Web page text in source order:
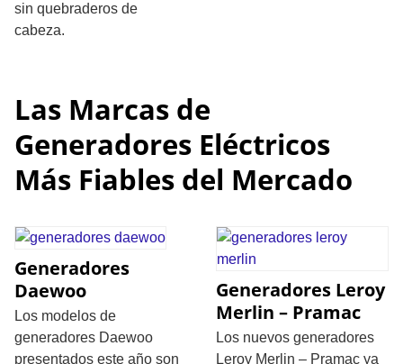
sin quebraderos de
cabeza.
Las Marcas de
Generadores Eléctricos
Más Fiables del Mercado
Generadores
Daewoo
Los modelos de
generadores Daewoo
presentados este año son
Generadores Leroy
Merlin – Pramac
Los nuevos generadores
Leroy Merlin – Pramac ya